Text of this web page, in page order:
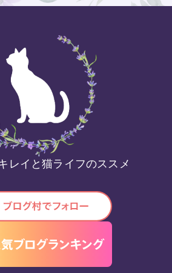
レイと猫ライフのススメ